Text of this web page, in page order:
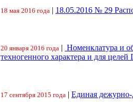
18 мая 2016 года | 18.05.2016 № 29
20 января 2016 года | Номенклатура и
техногенного характера и для целей
17 сентября 2015 года | Единая